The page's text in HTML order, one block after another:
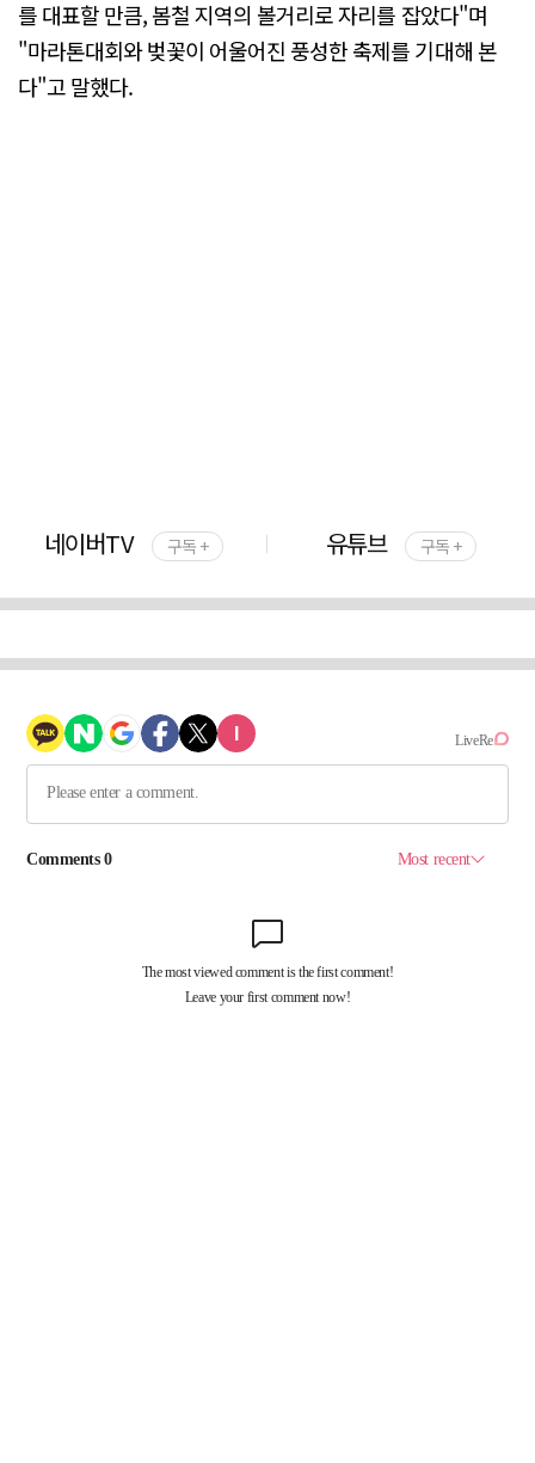
를 대표할 만큼, 봄철 지역의 볼거리로 자리를 잡았다"며
"마라톤대회와 벚꽃이 어울어진 풍성한 축제를 기대해 본
다"고 말했다.
네이버TV 구독 + 유튜브 구독 +